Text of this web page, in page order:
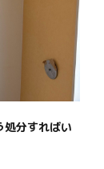
処分すればい